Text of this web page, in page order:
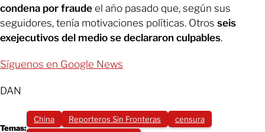
condena por fraude el año pasado que, según sus
seguidores, tenía motivaciones políticas. Otros seis
exejecutivos del medio se declararon culpables.
Síguenos en Google News
DAN
Temas:
China Reporteros Sin Fronteras
censura